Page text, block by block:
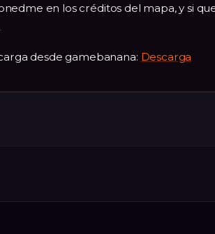
en los créditos del mapa, y si
desde gamebanana: Descarga